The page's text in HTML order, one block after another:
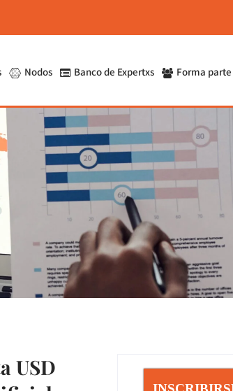
Nodos Banco de Expertxs Forma parte
USD